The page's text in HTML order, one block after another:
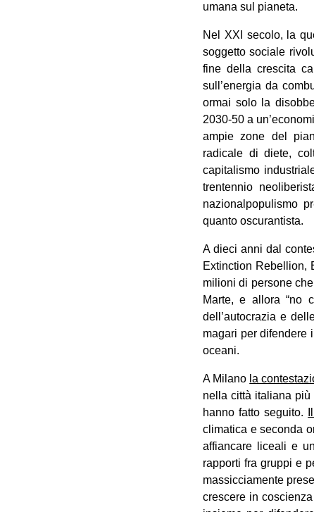
umana sul pianeta.
Nel XXI secolo, la
soggetto sociale
fine della crescita
sull’energia da
ormai solo la
2030-50 a
ampie zone del
radicale di diete,
capitalismo
trentennio
nazionalpopulismo
quanto oscurantista.
A dieci anni dal
Extinction Rebellion,
milioni di persone
Marte, e allora “no
dell’autocrazia e
magari per difendere
oceani.
A Milano la
nella città italiana
hanno fatto seguito.
climatica e seconda
affiancare liceali e
rapporti fra gruppi e
massicciamente
crescere in